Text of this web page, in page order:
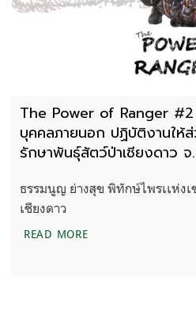
The Power of Ranger
บุคคลภายนอก ปฏิบัติงานให้ส่
รักษาพันธุ์สัตว์ป่าเชียงดาว จ
ธรรมนูญ ย่างสุข พิทักษ์ไพรเเห่ง
เชียงดาว
READ MORETHE POWER OF